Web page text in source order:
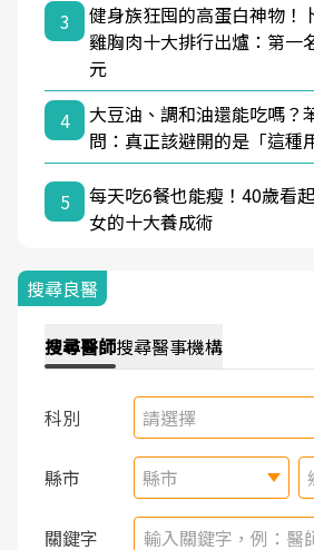
3
健身族狂囤的高蛋白神物！
雞胸肉十大排行出爐：第一
元
4
大豆油、調和油還能吃嗎？
問：真正該避開的是「這種
5
每天吃6餐也能瘦！40歲看
女的十大養成術
搜尋良醫
搜尋醫師搜尋醫事機構
科別 請選擇
縣市 縣市
關鍵字